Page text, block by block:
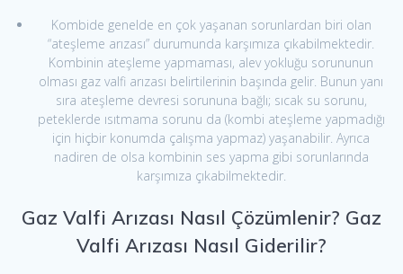
Kombide genelde en çok yaşanan sorunlardan biri olan
“ateşleme arızası” durumunda karşımıza çıkabilmektedir.
Kombinin ateşleme yapmaması, alev yokluğu sorununun
olması gaz valfi arızası belirtilerinin başında gelir. Bunun yanı
sıra ateşleme devresi sorununa bağlı; sıcak su sorunu,
peteklerde ısıtmama sorunu da (kombi ateşleme yapmadığı
için hiçbir konumda çalışma yapmaz) yaşanabilir. Ayrıca
nadiren de olsa kombinin ses yapma gibi sorunlarında
karşımıza çıkabilmektedir.
Gaz Valfi Arızası Nasıl Çözümlenir? Gaz
Valfi Arızası Nasıl Giderilir?